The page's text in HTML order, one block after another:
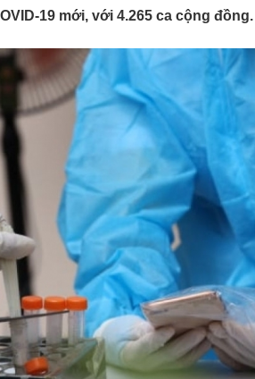
thao
Lịch thi đấu bóng đá
Thế giới thể thao
eSports
Hậu trường
Ô tô - Xe máy
Xe máy
Văn hóa
Sân khấu - Điện ảnh
Văn học
Di sản
Giải trí
Nghệ sĩ
Thời trang
Sao Việt
19 mới, với 4.265 ca cộng đồng.